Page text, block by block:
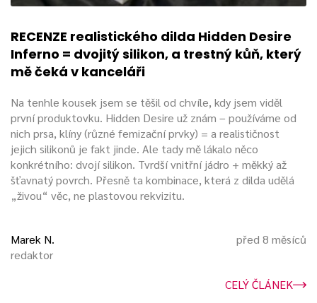
RECENZE realistického dilda Hidden Desire
Inferno = dvojitý silikon, a trestný kůň, který
mě čeká v kanceláři
Na tenhle kousek jsem se těšil od chvíle, kdy jsem viděl
první produktovku. Hidden Desire už znám – používáme od
nich prsa, klíny (různé femizační prvky) = a realističnost
jejich silikonů je fakt jinde. Ale tady mě lákalo něco
konkrétního: dvojí silikon. Tvrdší vnitřní jádro + měkký až
šťavnatý povrch. Přesně ta kombinace, která z dilda udělá
„živou“ věc, ne plastovou rekvizitu.
Marek N.
redaktor
před 8 měsíců
CELÝ ČLÁNEK